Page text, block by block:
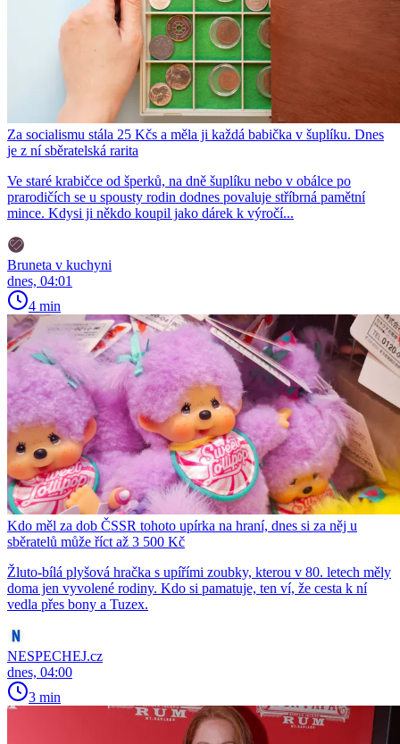
Za socialismu stála 25 Kčs a měla ji každá babička v šuplíku. Dnes
je z ní sběratelská rarita
Ve staré krabičce od šperků, na dně šuplíku nebo v obálce po
prarodičích se u spousty rodin dodnes povaluje stříbrná pamětní
mince. Kdysi ji někdo koupil jako dárek k výročí...
Bruneta v kuchyni
dnes, 04:01
4 min
Kdo měl za dob ČSSR tohoto upírka na hraní, dnes si za něj u
sběratelů může říct až 3 500 Kč
Žluto-bílá plyšová hračka s upířími zoubky, kterou v 80. letech měly
doma jen vyvolené rodiny. Kdo si pamatuje, ten ví, že cesta k ní
vedla přes bony a Tuzex.
NESPECHEJ.cz
dnes, 04:00
3 min